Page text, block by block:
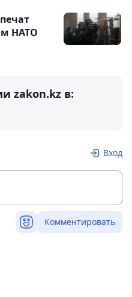
НАТО
zakon.kz в:
Вход
Комментировать